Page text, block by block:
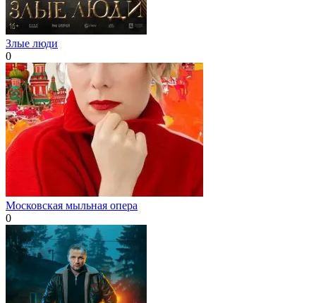
Злые люди
0
Московская мыльная опера
0